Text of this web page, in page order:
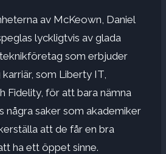
av McKeown, Daniel
lyckligtvis av glada
som erbjuder
som Liberty IT,
Fidelity, för att bara nämna
några saker som akademiker
att de får en bra
ha ett öppet sinne.